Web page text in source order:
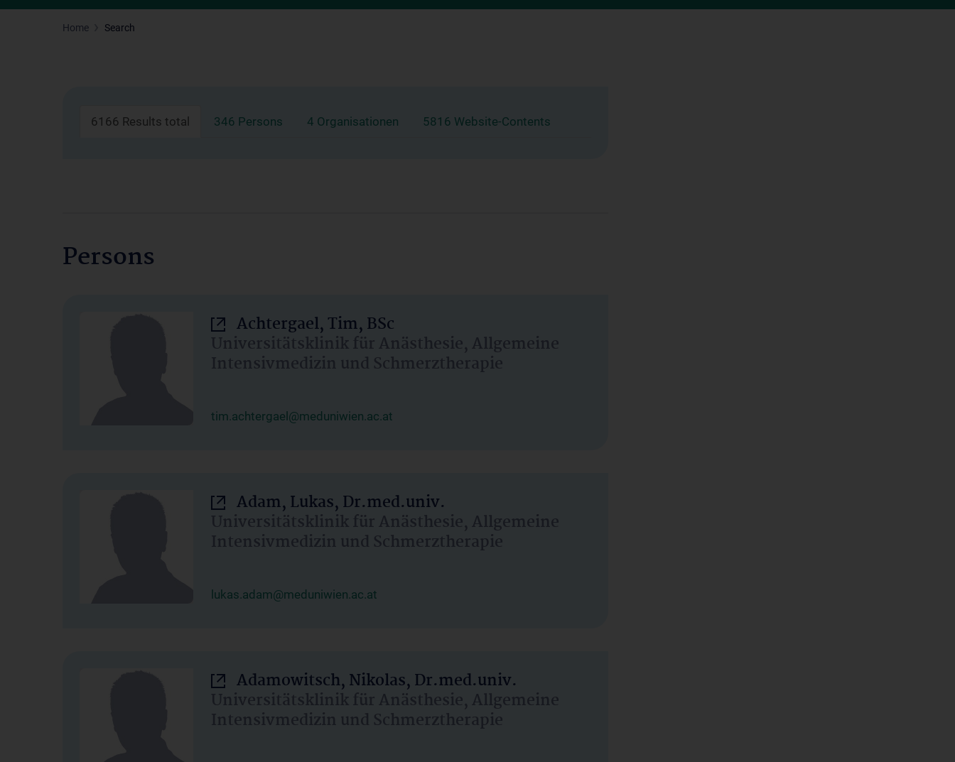
Home Search
6166 Results total 346 Persons 4 Organisationen 5816 Website-Contents
Persons
Achtergael, Tim, BSc
Universitätsklinik für Anästhesie, Allgemeine
Intensivmedizin und Schmerztherapie
tim.achtergael@meduniwien.ac.at
Adam, Lukas, Dr.med.univ.
Universitätsklinik für Anästhesie, Allgemeine
Intensivmedizin und Schmerztherapie
lukas.adam@meduniwien.ac.at
Adamowitsch, Nikolas, Dr.med.univ.
Universitätsklinik für Anästhesie, Allgemeine
Intensivmedizin und Schmerztherapie